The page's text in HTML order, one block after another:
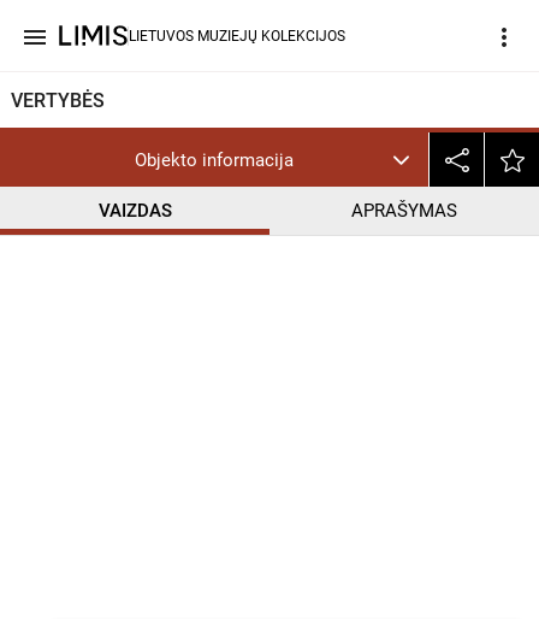
menu LIETUVOS MUZIEJŲ KOLEKCIJOS more_vert
VERTYBĖS
Objekto informacija
VAIZDAS APRAŠYMAS
CC BY-NC-ND